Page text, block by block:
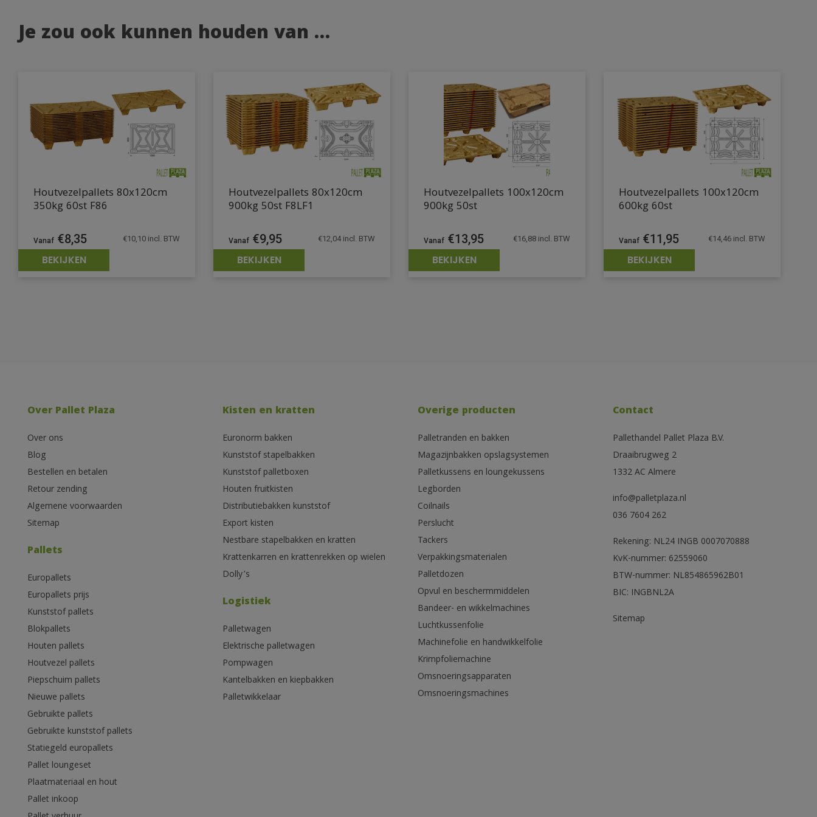
Je zou ook kunnen houden van …
Houtvezelpallets 80x120cm
350kg 60st F86
€8,35 €10,10 incl. BTW
BEKIJKEN
Houtvezelpallets 80x120cm
900kg 50st F8LF1
€9,95 €12,04 incl. BTW
BEKIJKEN
Houtvezelpallets 100x120cm
900kg 50st
€13,95 €16,88 incl. BTW
BEKIJKEN
Houtvezelpallets 100x120cm
600kg 60st
€11,95 €14,46 incl. BTW
BEKIJKEN
Over Pallet Plaza
Over ons
Blog
Bestellen en betalen
Retour zending
Algemene voorwaarden
Sitemap
Pallets
Europallets
Europallets prijs
Kunststof pallets
Blokpallets
Houten pallets
Houtvezel pallets
Piepschuim pallets
Nieuwe pallets
Gebruikte pallets
Gebruikte kunststof pallets
Statiegeld europallets
Pallet loungeset
Plaatmateriaal en hout
Pallet inkoop
Kisten en kratten
Euronorm bakken
Kunststof stapelbakken
Kunststof palletboxen
Houten fruitkisten
Distributiebakken kunststof
Export kisten
Nestbare stapelbakken en kratten
Krattenkarren en krattenrekken op wielen
Dolly’s
Logistiek
Palletwagen
Elektrische palletwagen
Pompwagen
Kantelbakken en kiepbakken
Palletwikkelaar
Overige producten
Palletranden en bakken
Magazijnbakken opslagsystemen
Palletkussens en loungekussens
Legborden
Coilnails
Perslucht
Tackers
Verpakkingsmaterialen
Palletdozen
Opvul en beschermmiddelen
Bandeer- en wikkelmachines
Luchtkussenfolie
Machinefolie en handwikkelfolie
Krimpfoliemachine
Omsnoeringsapparaten
Omsnoeringsmachines
Contact
Pallethandel Pallet Plaza B.V.
Draaibrugweg 2
1332 AC Almere
info@palletplaza.nl
036 7604 262
Rekening: NL24 INGB 0007070888
KvK-nummer: 62559060
BTW-nummer: NL854865962B01
BIC: INGBNL2A
Sitemap